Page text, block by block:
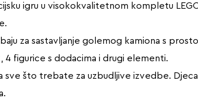
igru u visokokvalitetnom kompletu
za sastavljanje golemog kamiona s
figurice s dodacima i drugi elementi.
sve što trebate za uzbudljive izvedbe.